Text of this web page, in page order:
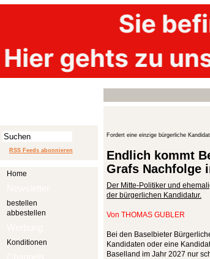
RSS Feeds abonnieren
Home
bestellen
abbestellen
Konditionen
Fordert eine einzige bürgerliche
Endlich kommt
Grafs Nachfolge
Der Mitte-Politiker und
der bürgerlichen Kandidatur.
Von THOMAS GUBLER
Bei den Baselbieter
Kandidaten oder eine
Baselland im Jahr 2027 nur